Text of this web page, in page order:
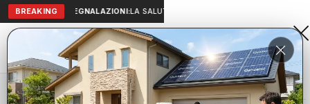
BREAKING SEGNALAZIONI:LA SALUTE A PORTATA DI MANO:
Aranova • NET
PORTALE UTILE AL TERRITORIO
Home